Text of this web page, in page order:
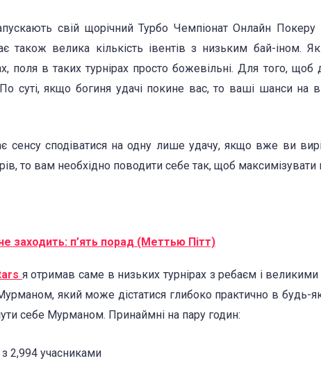
свій щорічний Турбо Чемпіонат Онлайн Покеру
також велика кількість івентів з низьким бай-іном.
поля в таких турнірах просто божевільні. Для того, щоб
По суті, якщо богиня удачі покине вас, то ваші шанси на
сенсу сподіватися на одну лише удачу, якщо вже ви
то вам необхідно поводити себе так, щоб
заходить: п’ять порад (Меттью Пітт)
я отримав саме в низьких турнірах з ребаєм і великими
який може дістатися глибоко практично в будь-
себе Мурманом. Принаймні на пару годин:
з 2,994 учасниками